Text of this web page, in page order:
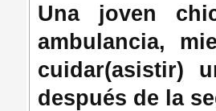
Una joven
ambulancia,
cuidar(asistir)
después de la